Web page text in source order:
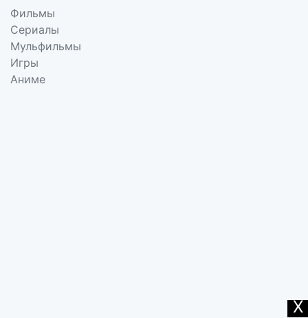
Фильмы
Сериалы
Мульфильмы
Игры
Аниме
X